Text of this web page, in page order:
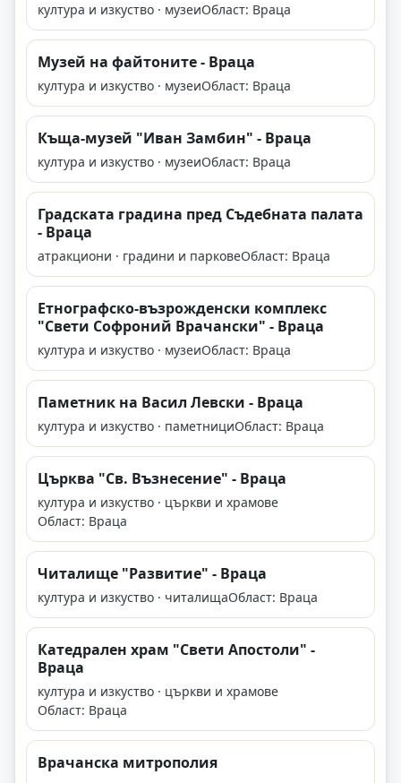
култура и изкуство · музеиОбласт: Враца
Музей на файтоните - Враца
култура и изкуство · музеиОбласт: Враца
Къща-музей "Иван Замбин" - Враца
култура и изкуство · музеиОбласт: Враца
Градската градина пред Съдебната палата
- Враца
атракциони · градини и парковеОбласт: Враца
Етнографско-възрожденски комплекс
"Свети Софроний Врачански" - Враца
култура и изкуство · музеиОбласт: Враца
Паметник на Васил Левски - Враца
култура и изкуство · паметнициОбласт: Враца
Църква "Св. Възнесение" - Враца
култура и изкуство · църкви и храмове
Област: Враца
Читалище "Развитие" - Враца
култура и изкуство · читалищаОбласт: Враца
Катедрален храм "Свети Апостоли" -
Враца
култура и изкуство · църкви и храмове
Област: Враца
Врачанска митрополия